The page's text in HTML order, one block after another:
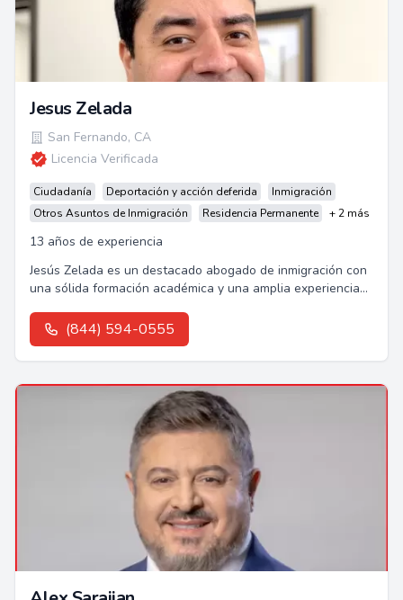
Jesus Zelada
San Fernando, CA
Licencia Verificada
Ciudadanía Deportación y acción deferida
Inmigración
Otros Asuntos de Inmigración
Residencia Permanente + 2 más
13 años de experiencia
Jesús Zelada es un destacado abogado de inmigración con
una sólida formación académica y una amplia experiencia
(844) 594-0555